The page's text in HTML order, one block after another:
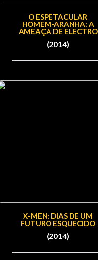
O ESPETACULAR
HOMEM-ARANHA: A
AMEAÇA DE ELECTRO
(2014)
X-MEN: DIAS DE UM
FUTURO ESQUECIDO
(2014)